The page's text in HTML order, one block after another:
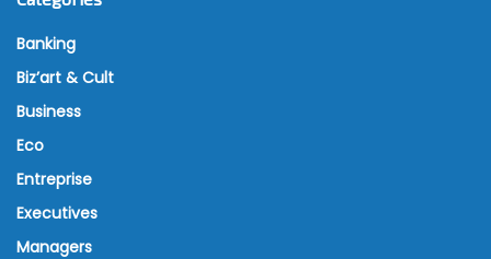
Banking
Biz’art & Cult
Business
Eco
Entreprise
Executives
Managers